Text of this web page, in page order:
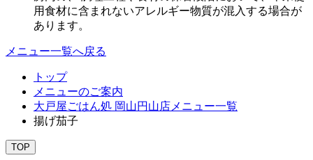
用食材に含まれないアレルギー物質が混入する場合が
あります。
メニュー一覧へ戻る
トップ
メニューのご案内
大戸屋ごはん処 岡山円山店メニュー一覧
揚げ茄子
TOP